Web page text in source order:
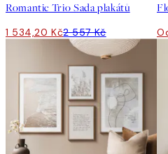
Romantic Trio Sada plakátů
1 534,20 Kč2 557 Kč